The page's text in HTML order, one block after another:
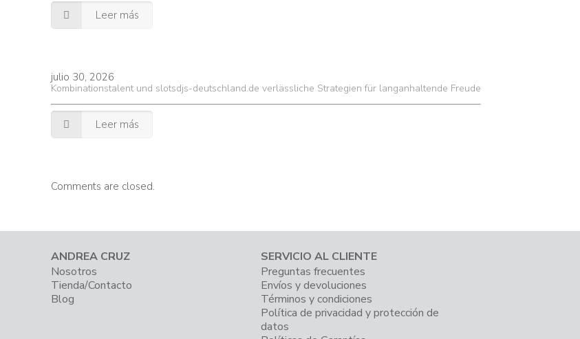
Leer más
julio 30, 2026
Kombinationstalent und slotsdjs-deutschland.de verlässliche Strategien für langanhaltende Freude
Leer más
Comments are closed.
ANDREA CRUZ
Nosotros
Tienda/Contacto
Blog
SERVICIO AL CLIENTE
Preguntas frecuentes
Envíos y devoluciones
Términos y condiciones
Política de privacidad y protección de
datos